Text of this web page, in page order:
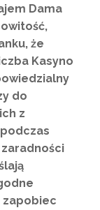
Dama
że
Kasyno
do
z
zapobiec